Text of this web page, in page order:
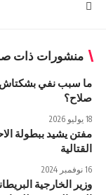
منشورات ذات
ما سبب نفي بشكتاش
صلاح؟
18 يوليو 2026
مفتن يشيد ببطولة
القتالية
16 نوفمبر 2024
وزير الخارجية